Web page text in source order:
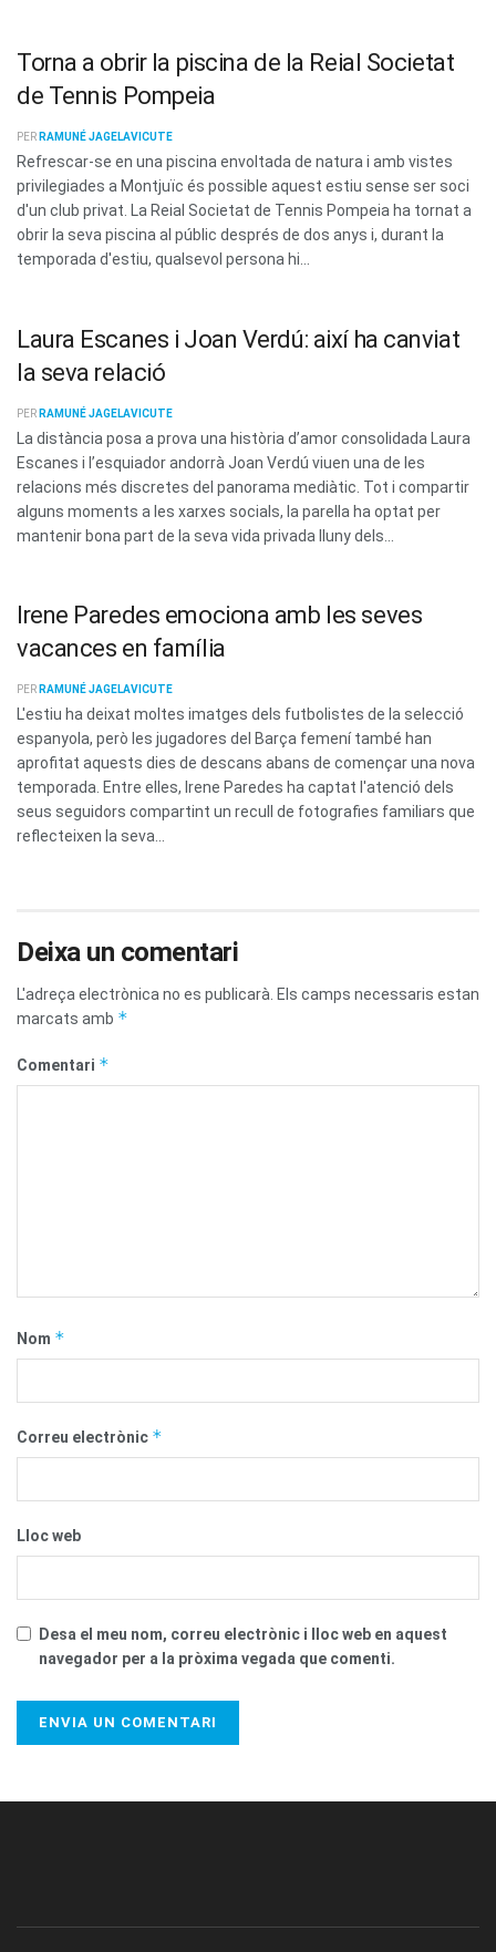
Torna a obrir la piscina de la Reial Societat
de Tennis Pompeia
PER RAMUNÉ JAGELAVICUTE
Refrescar-se en una piscina envoltada de natura i amb vistes
privilegiades a Montjuïc és possible aquest estiu sense ser soci
d'un club privat. La Reial Societat de Tennis Pompeia ha tornat a
obrir la seva piscina al públic després de dos anys i, durant la
temporada d'estiu, qualsevol persona hi...
Laura Escanes i Joan Verdú: així ha canviat
la seva relació
PER RAMUNÉ JAGELAVICUTE
La distància posa a prova una història d’amor consolidada Laura
Escanes i l’esquiador andorrà Joan Verdú viuen una de les
relacions més discretes del panorama mediàtic. Tot i compartir
alguns moments a les xarxes socials, la parella ha optat per
mantenir bona part de la seva vida privada lluny dels...
Irene Paredes emociona amb les seves
vacances en família
PER RAMUNÉ JAGELAVICUTE
L'estiu ha deixat moltes imatges dels futbolistes de la selecció
espanyola, però les jugadores del Barça femení també han
aprofitat aquests dies de descans abans de començar una nova
temporada. Entre elles, Irene Paredes ha captat l'atenció dels
seus seguidors compartint un recull de fotografies familiars que
reflecteixen la seva...
Deixa un comentari
L'adreça electrònica no es publicarà. Els camps necessaris estan
marcats amb *
Comentari *
Nom *
Correu electrònic *
Lloc web
Desa el meu nom, correu electrònic i lloc web en aquest
navegador per a la pròxima vegada que comenti.